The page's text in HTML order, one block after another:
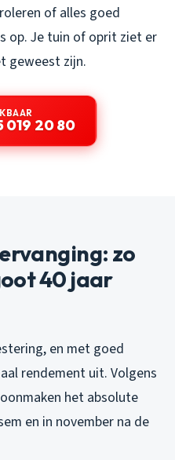
of alles goed
op. Je tuin of oprit ziet er
geweest zijn.
019 20 80
zo
40 jaar
en met goed
rendement uit. Volgens
het absolute
en in november na de